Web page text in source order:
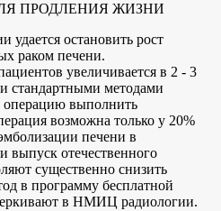
ПРОДЛЕНИЯ ЖИЗНИ
остановить рост
раком печени.
увеличивается в 2 - 3
стандартными методами
операцию выполнить
возможна только у 20%
печени в
выпуск отечественного
существенно снизить
в программу бесплатной
в НМИЦ радиологии.